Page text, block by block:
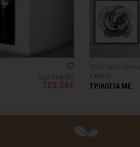
123,58€
ΤΡΙΛΟΓΙΑ ΜΕ